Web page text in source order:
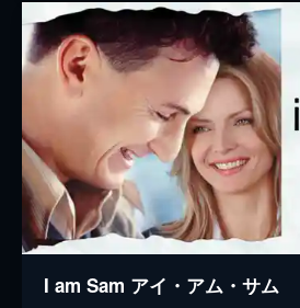
I am Sam アイ・アム・サム